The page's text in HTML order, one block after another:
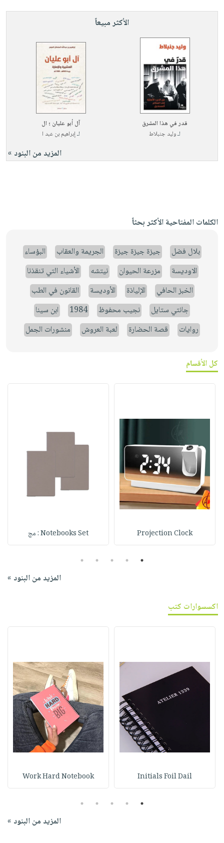
الأكثر مبيعاً
قدر في هذا المشرق
لـوليد جنبلاط
آل أبو عليان ؛ ال
لـإبراهيم بن عبد ا
المزيد من البنود »
الكلمات المفتاحية الأكثر بحثاً
بلال فضل جيزة جيزة جيزة الجريمة والعقاب
البؤساء
الاوديسة
مزرعة الحيوان نيتشه
الأشياء التي تنقذنا
الخبز الحافي
الإلياذة الأوديسة
القانون في الطب
جانتي ستايل
نجيب محفوظ 1984
ابن سينا
روايات
قصة الحضارة لعبة العروش منشورات الجمل
كل الأقسام
Projection Clock Notebooks Set : مج
1
2
3
4
5
المزيد من البنود »
اكسسوارات كتب
Initials Foil Dail
Work Hard Notebook
1
2
3
4
5
المزيد من البنود »